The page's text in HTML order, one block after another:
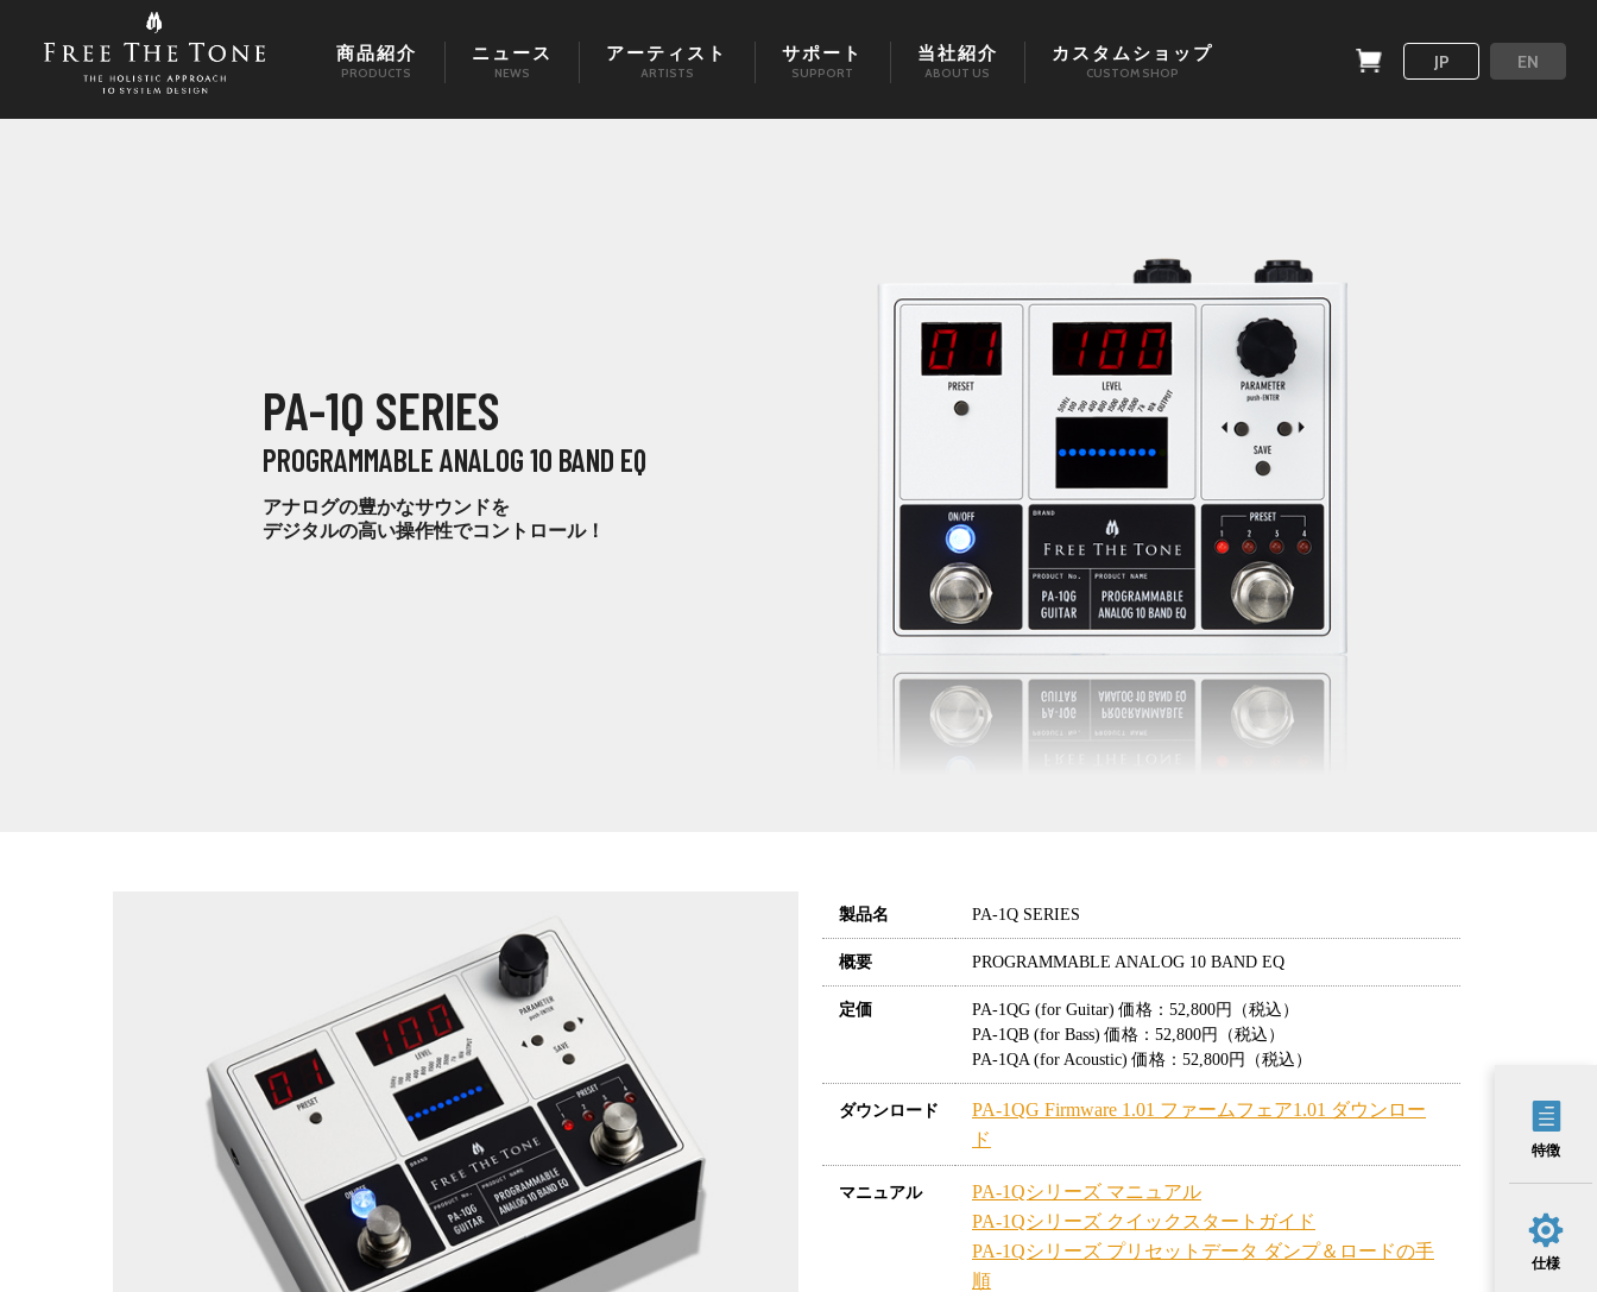
商品紹介
PRODUCTS
ニュース
NEWS
アーティスト
ARTISTS
サポート
SUPPORT
当社紹介
ABOUT US
カスタムショップ
CUSTOM SHOP
JP EN
PA-1Q SERIES
PROGRAMMABLE ANALOG 10 BAND EQ
アナログの豊かなサウンドを
デジタルの高い操作性でコントロール！
特徴
仕様
製品名 PA-1Q SERIES
概要 PROGRAMMABLE ANALOG 10 BAND EQ
定価
PA-1QG (for Guitar) 価格：52,800円（税込）
PA-1QB (for Bass) 価格：52,800円（税込）
PA-1QA (for Acoustic) 価格：52,800円（税込）
ダウンロード
PA-1QG Firmware 1.01 ファームフェア1.01 ダウンロー
ド
マニュアル
PA-1Qシリーズ マニュアル
PA-1Qシリーズ クイックスタートガイド
PA-1Qシリーズ プリセットデータ ダンプ＆ロードの手
順